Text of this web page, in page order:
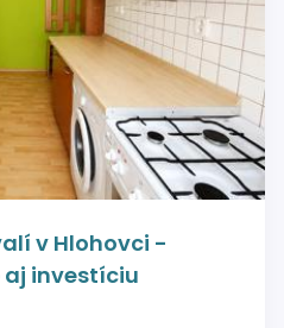
v Hlohovci -
investíciu